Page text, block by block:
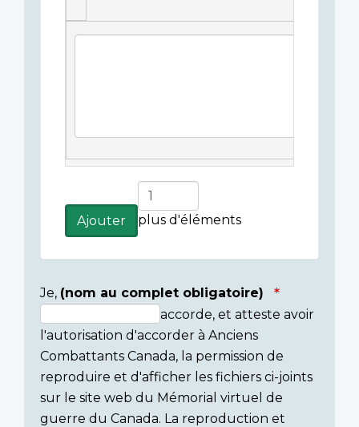
Ajouter
Ajouter
plus
d'éléments
plus d'éléments
Consent
section
Je, (nom au complet obligatoire)
accorde, et atteste avoir
l'autorisation d'accorder à Anciens
Combattants Canada, la permission de
reproduire et d'afficher les fichiers ci-joints
sur le site web du Mémorial virtuel de
guerre du Canada. La reproduction et